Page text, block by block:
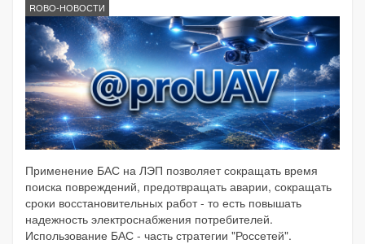
ROBO-НОВОСТИ
Применение БАС на ЛЭП позволяет сокращать время
поиска повреждений, предотвращать аварии, сокращать
сроки восстановительных работ - то есть повышать
надежность электроснабжения потребителей.
Использование БАС - часть стратегии "Россетей".